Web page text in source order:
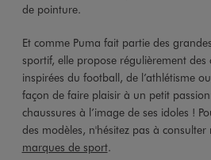
de pointure.
Et comme Puma fait partie des
sportif, elle propose régulièrement des
inspirées du football, de l’athlétisme
façon de faire plaisir à un petit
chaussures à l’image de ses idoles !
des modèles, n'hésitez pas à
marques de sport.